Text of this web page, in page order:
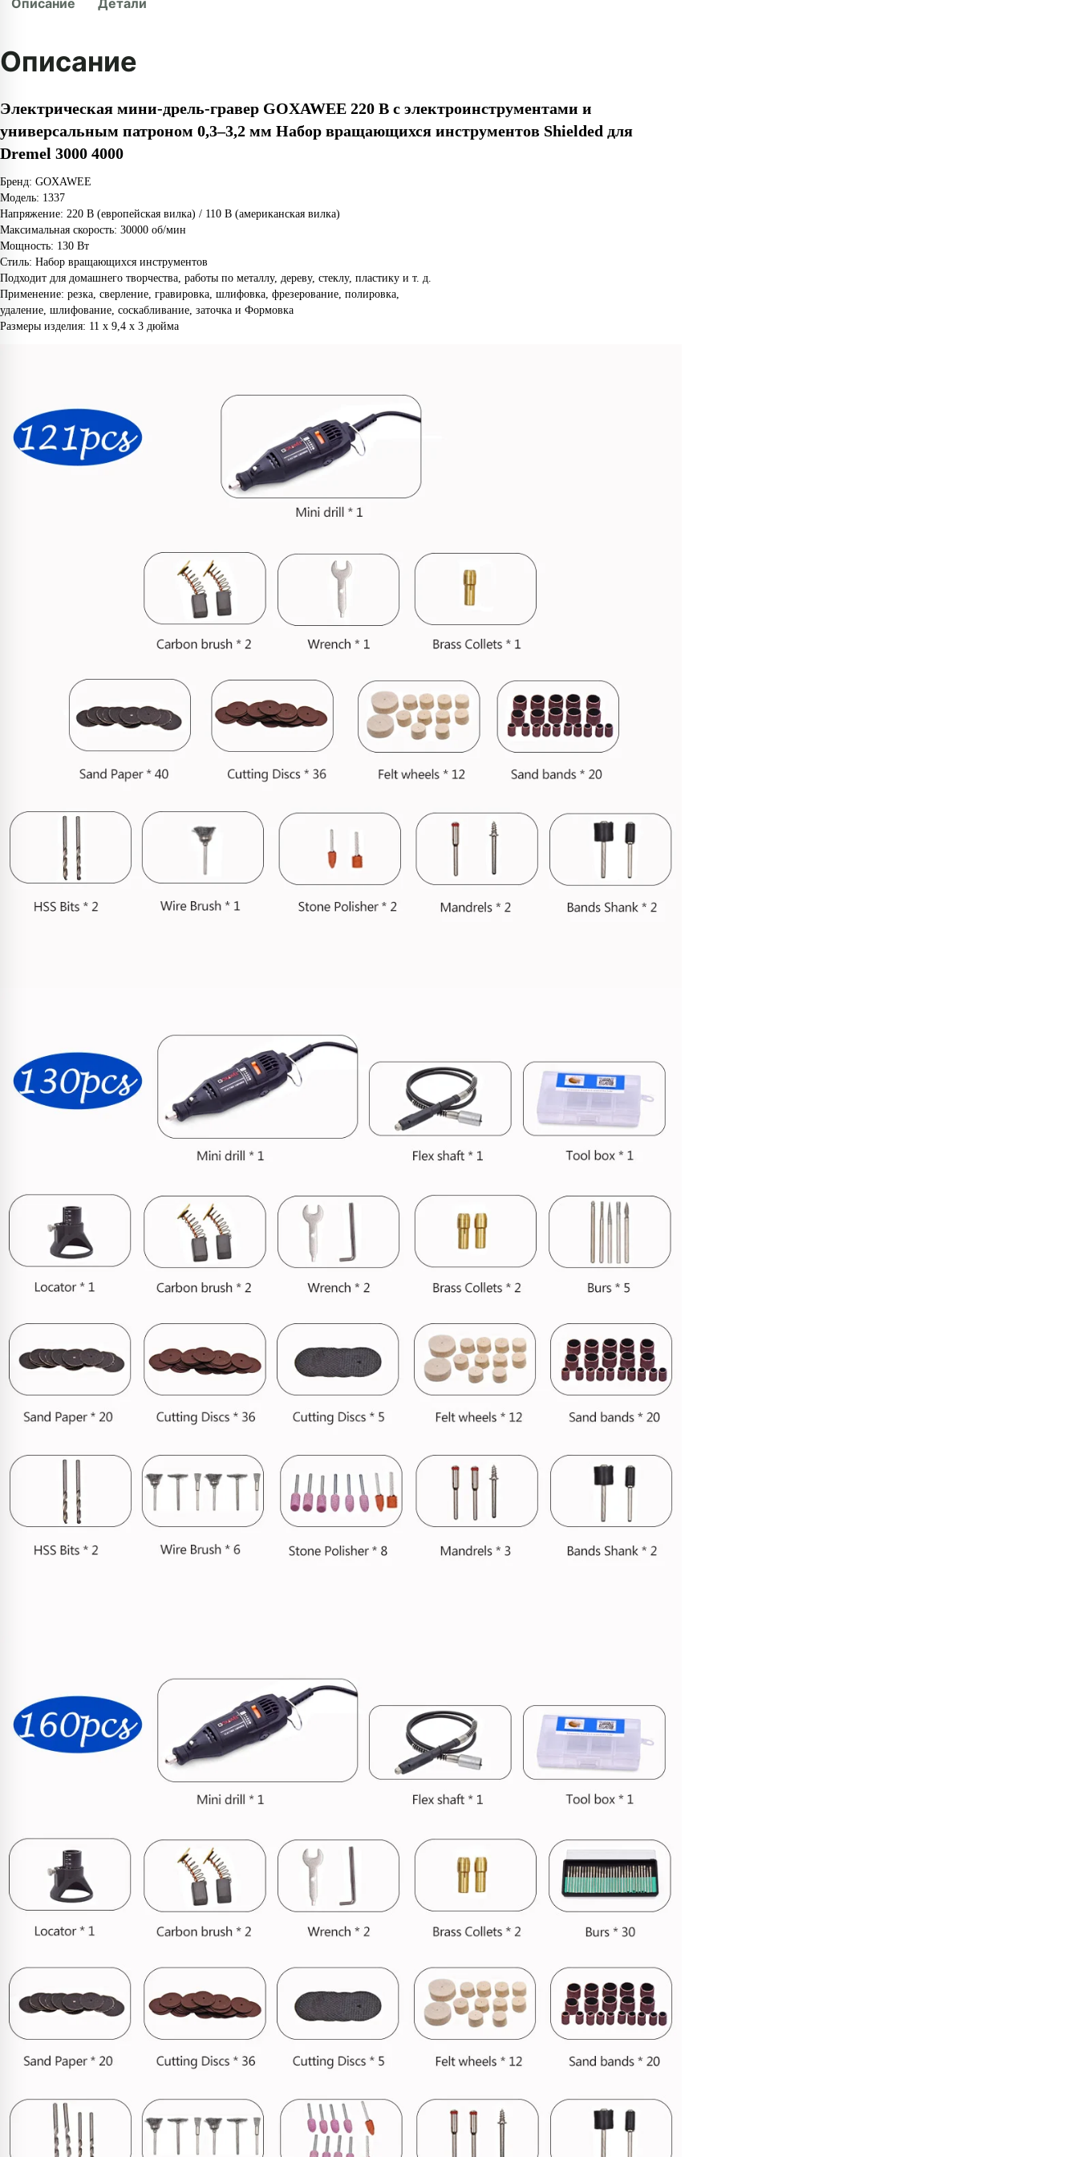
Описание Детали
Описание
Электрическая мини-дрель-гравер GOXAWEE 220 В с электроинструментами и
универсальным патроном 0,3–3,2 мм Набор вращающихся инструментов Shielded для
Dremel 3000 4000
Бренд: GOXAWEE
Модель: 1337
Напряжение: 220 В (европейская вилка) / 110 В (американская вилка)
Максимальная скорость: 30000 об/мин
Мощность: 130 Вт
Стиль: Набор вращающихся инструментов
Подходит для домашнего творчества, работы по металлу, дереву, стеклу, пластику и т. д.
Применение: резка, сверление, гравировка, шлифовка, фрезерование, полировка,
удаление, шлифование, соскабливание, заточка и Формовка
Размеры изделия: 11 x 9,4 x 3 дюйма